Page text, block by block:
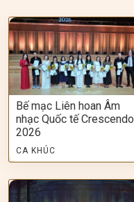
Bế mạc Liên hoan Âm
nhạc Quốc tế Crescendo
2026
CA KHÚC